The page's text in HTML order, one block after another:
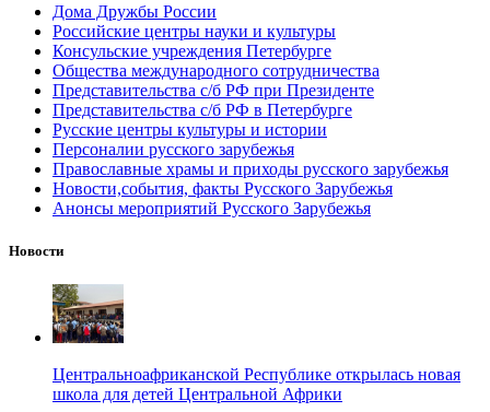
Дома Дружбы России
Российские центры науки и культуры
Консульские учреждения Петербурге
Общества международного сотрудничества
Представительства с/б РФ при Президенте
Представительства с/б РФ в Петербурге
Русские центры культуры и истории
Персоналии русского зарубежья
Православные храмы и приходы русского зарубежья
Новости,события, факты Русского Зарубежья
Анонсы мероприятий Русского Зарубежья
Новости
Центральноафриканской Республике открылась новая
школа для детей Центральной Африки